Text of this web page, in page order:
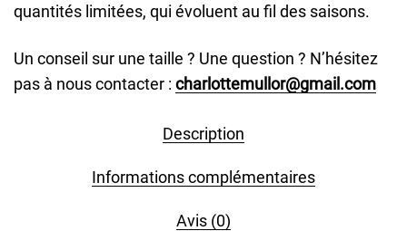
quantités limitées, qui évoluent au fil des saisons.
Un conseil sur une taille ? Une question ? N’hésitez
pas à nous contacter : charlottemullor@gmail.com
Description
Informations complémentaires
Avis (0)